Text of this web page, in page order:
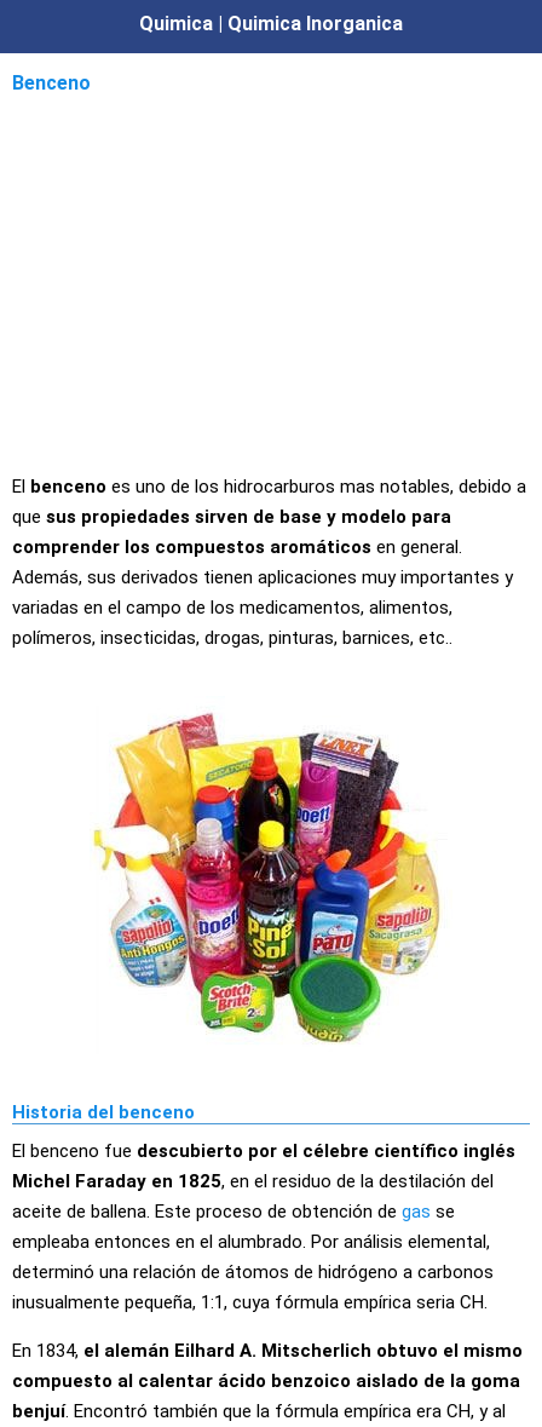
Quimica | Quimica Inorganica
Benceno
El benceno es uno de los hidrocarburos mas notables, debido a
que sus propiedades sirven de base y modelo para
comprender los compuestos aromáticos en general.
Además, sus derivados tienen aplicaciones muy importantes y
variadas en el campo de los medicamentos, alimentos,
polímeros, insecticidas, drogas, pinturas, barnices, etc..
Historia del benceno
El benceno fue descubierto por el célebre científico inglés
Michel Faraday en 1825, en el residuo de la destilación del
aceite de ballena. Este proceso de obtención de gas se
empleaba entonces en el alumbrado. Por análisis elemental,
determinó una relación de átomos de hidrógeno a carbonos
inusualmente pequeña, 1:1, cuya fórmula empírica seria CH.
En 1834, el alemán Eilhard A. Mitscherlich obtuvo el mismo
compuesto al calentar ácido benzoico aislado de la goma
benjuí. Encontró también que la fórmula empírica era CH, y al